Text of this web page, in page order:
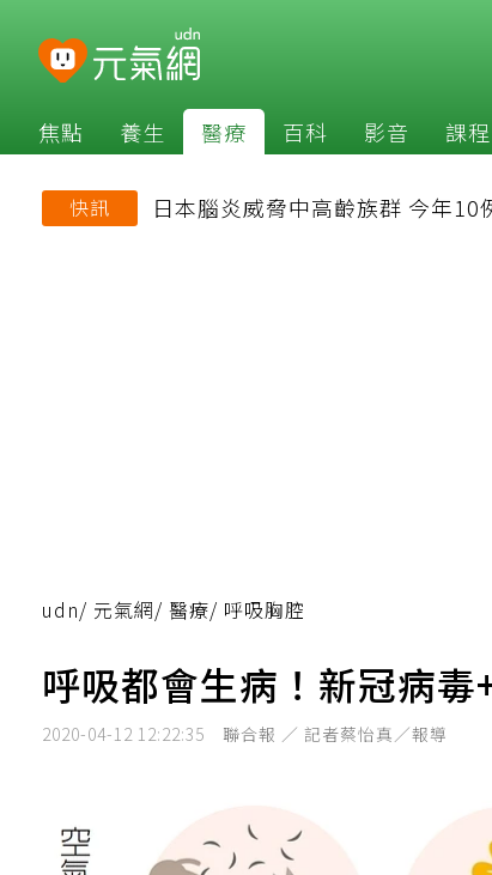
焦點 養生 醫療 百科 影音 課程
快訊 日本腦炎威脅中高齡族群 今年10
udn/ 元氣網/ 醫療/ 呼吸胸腔
呼吸都會生病！新冠病
2020-04-12 12:22:35 聯合報 ／ 記者蔡怡真／報導